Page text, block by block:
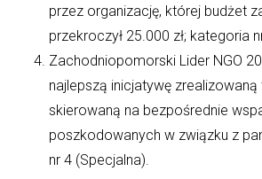
przez organizację, której budżet
przekroczył 25.000 zł; kategoria
Zachodniopomorski Lider NGO
najlepszą inicjatywę
skierowaną na bezpośrednie
poszkodowanych w związku z
nr 4 (Specjalna).